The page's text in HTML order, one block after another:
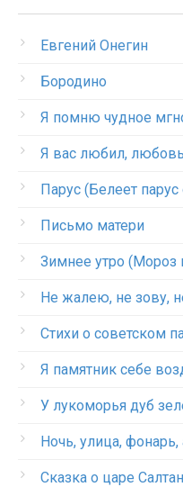
Евгений Онегин
Бородино
Я помню чудное
Я вас любил,
Парус (Белеет
Письмо матери
Зимнее утро (Мороз
Не жалею, не зову,
Стихи о советском
Я памятник себе
У лукоморья дуб
Ночь, улица, фонарь,
Сказка о царе